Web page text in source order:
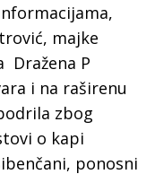
majke
Dražena P
i na raširenu
zbog
o kapi
ponosni